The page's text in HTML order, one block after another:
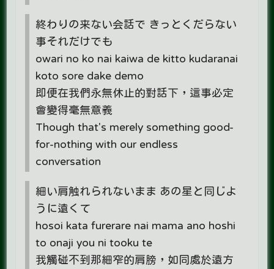
終わりの来ない会話で きっとくだらない
事それだけでも
owari no ko nai kaiwa de kitto kudaranai
koto sore dake demo
即便在我們永無休止的對話下，這事必定
會變得毫無意義
Though that's merely something good-
for-nothing with our endless
conversation
細い肩触れられないまま あの星と同じよ
うに遠くて
hosoi kata furerare nai mama ano hoshi
to onaji you ni tooku te
我觸碰不到那細窄的肩膀，如同處於遠方